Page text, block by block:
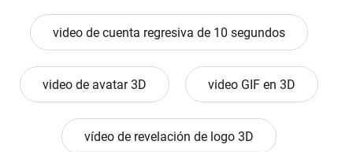
video de cuenta regresiva de 10 segundos
video de avatar 3D video GIF en 3D
vídeo de revelación de logo 3D